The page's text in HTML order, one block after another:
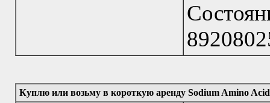
Куплю или возьму в короткую аренду Sodium Amino